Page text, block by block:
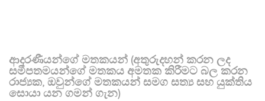
ආදරණීයන්ගේ මතකයන් (අතුරුදහන් කරන ලද
සමීපතමයන්ගේ මතකය අමතක කිරීමට බල කරන
රාජ්‍යක, ඔවුන්ගේ මතකයන් සමග සත්‍ය සහ යුක්තිය
සොයා යන ගමන් ගැන)